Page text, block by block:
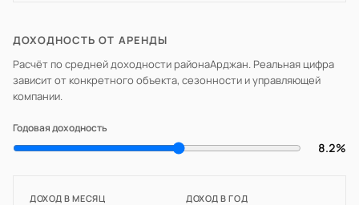
ДОХОДНОСТЬ ОТ АРЕНДЫ
Расчёт по средней доходности районаАрджан. Реальная цифра
зависит от конкретного объекта, сезонности и управляющей
компании.
Годовая доходность
8.2%
ДОХОД В МЕСЯЦ ДОХОД В ГОД